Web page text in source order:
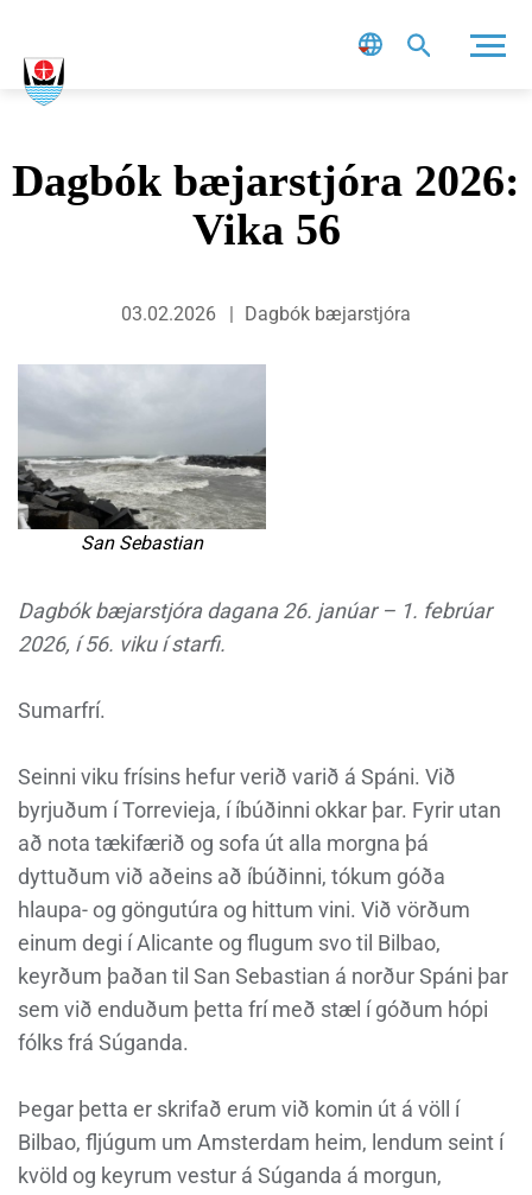
Dagbók bæjarstjóra 2026:
Vika 56
03.02.2026 Dagbók bæjarstjóra
San Sebastian
Dagbók bæjarstjóra dagana 26. janúar – 1. febrúar
2026, í 56. viku í starfi.
Sumarfrí.
Seinni viku frísins hefur verið varið á Spáni. Við
byrjuðum í Torrevieja, í íbúðinni okkar þar. Fyrir utan
að nota tækifærið og sofa út alla morgna þá
dyttuðum við aðeins að íbúðinni, tókum góða
hlaupa- og göngutúra og hittum vini. Við vörðum
einum degi í Alicante og flugum svo til Bilbao,
keyrðum þaðan til San Sebastian á norður Spáni þar
sem við enduðum þetta frí með stæl í góðum hópi
fólks frá Súganda.
Þegar þetta er skrifað erum við komin út á völl í
Bilbao, fljúgum um Amsterdam heim, lendum seint í
kvöld og keyrum vestur á Súganda á morgun,